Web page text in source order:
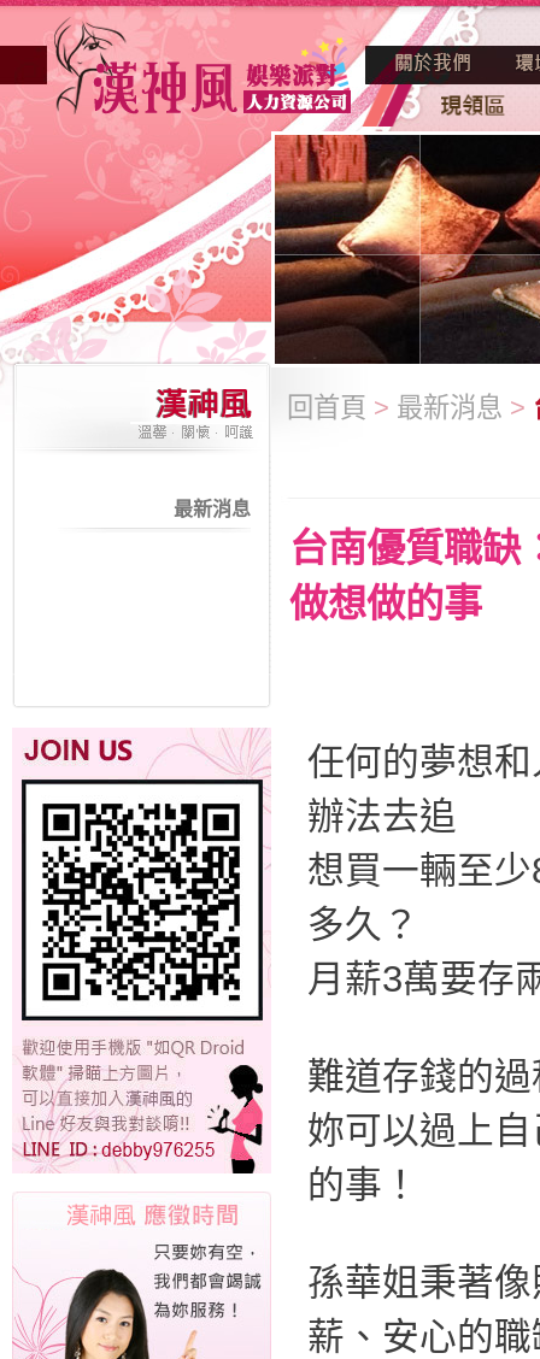
最新消息
回首頁 > 最新消息 >
台南優質職缺
做想做的事
任何的夢想
辦法去追
想買一輛至
多久？
月薪3萬要存
難道存錢的
妳可以過上
的事！
孫華姐秉著
薪、安心的職